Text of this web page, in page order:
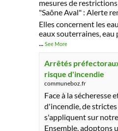
mesures de
"Saône Aval" : Alerte
Elles concernent les
eaux souterraines, eau
... See More
Arrêtés
risque d'incendie
communeboz.fr
Face à la sécheresse
d'incendie, de
s'appliquent sur
Ensemble, adoptons